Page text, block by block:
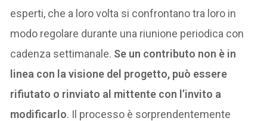
esperti, che a loro volta si confrontano tra loro in
modo regolare durante una riunione periodica con
cadenza settimanale. Se un contributo non è in
linea con la visione del progetto, può essere
rifiutato o rinviato al mittente con l’invito a
modificarlo. Il processo è sorprendentemente